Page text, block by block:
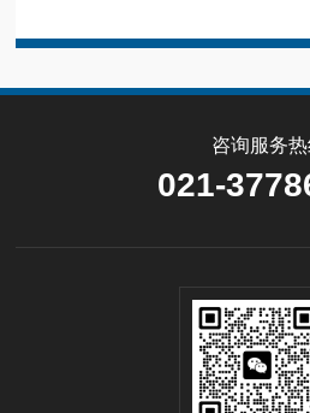
咨询服务
021-